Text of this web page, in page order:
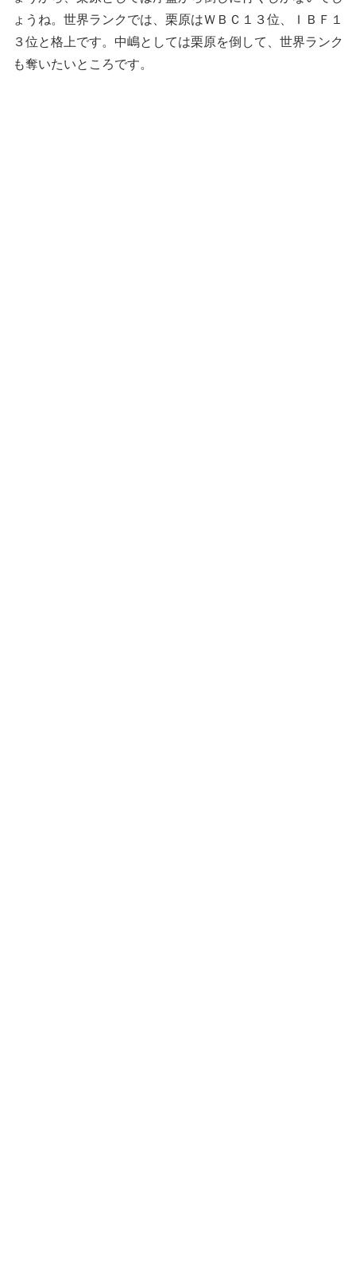
ょうね。世界ランクでは、栗原はＷＢＣ１３位、ＩＢＦ１
３位と格上です。中嶋としては栗原を倒して、世界ランク
も奪いたいところです。